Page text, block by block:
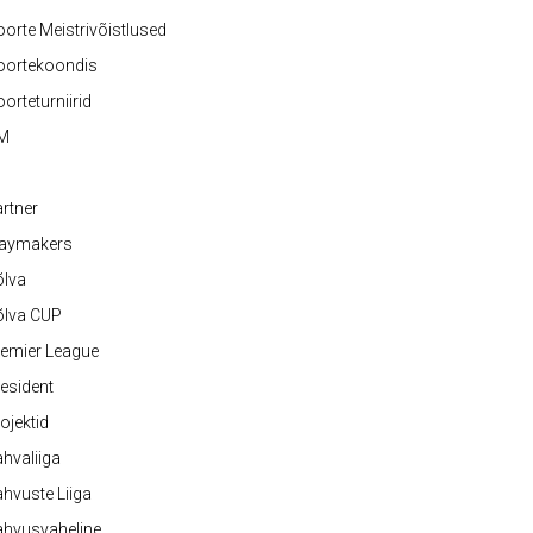
Meistrivõistlused
CUP
League
Liiga